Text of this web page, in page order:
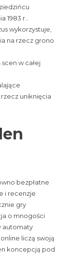
1983 r..
wykorzystuje,
na rzecz grono
w całej
uniknięcia
bezpłatne
i recenzje
gry
o mnogości
automaty
liczą swoją
koncepcją pod